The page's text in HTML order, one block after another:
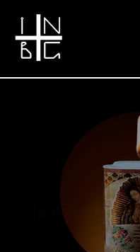
Vela encendida